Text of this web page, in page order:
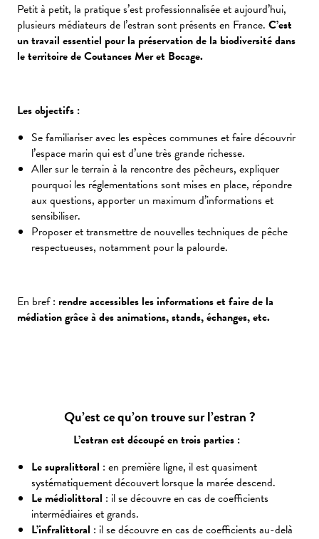
Petit à petit, la pratique s’est professionnalisée et aujourd’hui,
plusieurs médiateurs de l’estran sont présents en France. C’est
un travail essentiel pour la préservation de la biodiversité dans
le territoire de Coutances Mer et Bocage.
Les objectifs :
Se familiariser avec les espèces communes et faire découvrir
l’espace marin qui est d’une très grande richesse.
Aller sur le terrain à la rencontre des pêcheurs, expliquer
pourquoi les réglementations sont mises en place, répondre
aux questions, apporter un maximum d’informations et
sensibiliser.
Proposer et transmettre de nouvelles techniques de pêche
respectueuses, notamment pour la palourde.
En bref : rendre accessibles les informations et faire de la
médiation grâce à des animations, stands, échanges, etc.
Qu’est ce qu’on trouve sur l’estran ?
L’estran est découpé en trois parties :
Le supralittoral : en première ligne, il est quasiment
systématiquement découvert lorsque la marée descend.
Le médiolittoral : il se découvre en cas de coefficients
intermédiaires et grands.
L’infralittoral : il se découvre en cas de coefficients au-delà